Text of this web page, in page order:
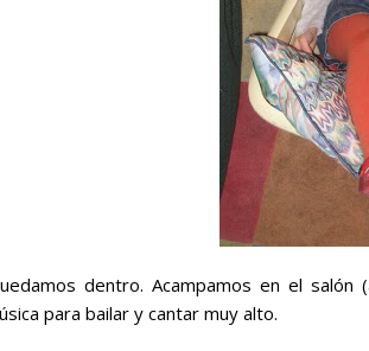
dentro. Acampamos en el
para bailar y cantar muy alto.